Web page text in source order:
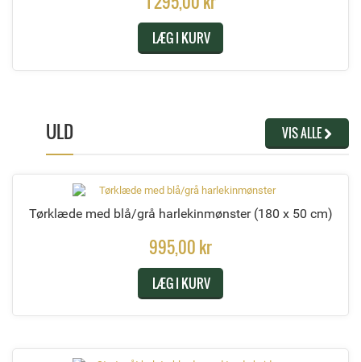
LÆG I KURV
ULD VIS ALLE
Tørklæde med blå/grå harlekinmønster (180 x 50 cm)
995,00 kr
LÆG I KURV